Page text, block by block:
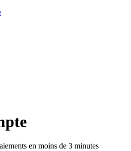
en moins de 3 minutes